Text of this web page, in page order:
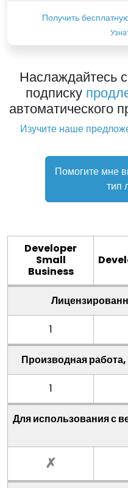
Получить
Наслаждайтесь
подписку
автоматического
Изучите наше
Помогите мне
тип
Developer
Small
Business
1
Производная
1
Для использования с
✗